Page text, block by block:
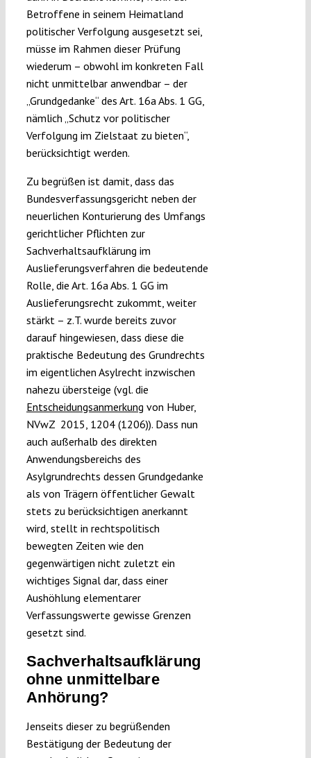
Betroffene in seinem Heimatland
politischer Verfolgung ausgesetzt sei,
müsse im Rahmen dieser Prüfung
wiederum – obwohl im konkreten Fall
nicht unmittelbar anwendbar – der
„Grundgedanke“ des Art. 16a Abs. 1 GG,
nämlich „Schutz vor politischer
Verfolgung im Zielstaat zu bieten“,
berücksichtigt werden.
Zu begrüßen ist damit, dass das
Bundesverfassungsgericht neben der
neuerlichen Konturierung des Umfangs
gerichtlicher Pflichten zur
Sachverhaltsaufklärung im
Auslieferungsverfahren die bedeutende
Rolle, die Art. 16a Abs. 1 GG im
Auslieferungsrecht zukommt, weiter
stärkt – z.T. wurde bereits zuvor
darauf hingewiesen, dass diese die
praktische Bedeutung des Grundrechts
im eigentlichen Asylrecht inzwischen
nahezu übersteige (vgl. die
Entscheidungsanmerkung von Huber,
NVwZ 2015, 1204 (1206)). Dass nun
auch außerhalb des direkten
Anwendungsbereichs des
Asylgrundrechts dessen Grundgedanke
als von Trägern öffentlicher Gewalt
stets zu berücksichtigen anerkannt
wird, stellt in rechtspolitisch
bewegten Zeiten wie den
gegenwärtigen nicht zuletzt ein
wichtiges Signal dar, dass einer
Aushöhlung elementarer
Verfassungswerte gewisse Grenzen
gesetzt sind.
Sachverhaltsaufklärung
ohne unmittelbare
Anhörung?
Jenseits dieser zu begrüßenden
Bestätigung der Bedeutung der